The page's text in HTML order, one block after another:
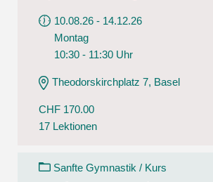
10.08.26 - 14.12.26
Montag
10:30 - 11:30 Uhr
Theodorskirchplatz 7, Basel
CHF 170.00
17 Lektionen
Sanfte Gymnastik / Kurs